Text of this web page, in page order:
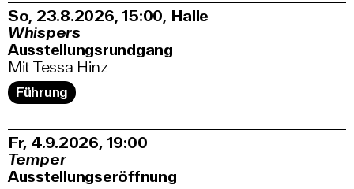
So, 23.8.2026 15:00, Halle
Whispers
Ausstellungsrundgang
Mit Tessa Hinz
Führung
Fr, 4.9.2026 19:00
Temper
Ausstellungseröffnung